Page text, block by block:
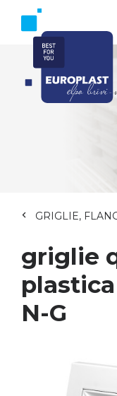
GRIGLIE,
griglie
N-G